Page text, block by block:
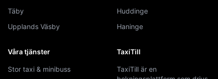
Täby
Upplands Väsby
Huddinge
Haninge
Våra tjänster
Stor taxi & minibuss
TaxiTill
TaxiTill är en